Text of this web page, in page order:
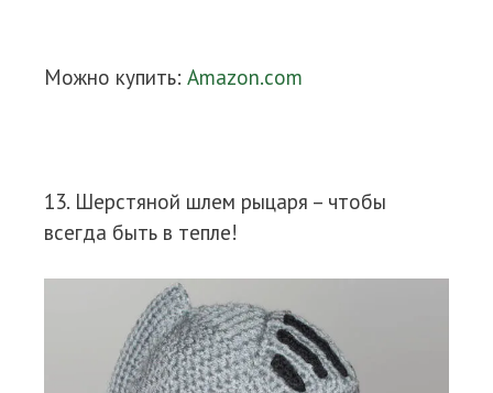
Можно купить: Amazon.com
13. Шерстяной шлем рыцаря – чтобы
всегда быть в тепле!